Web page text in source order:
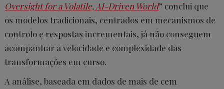
Oversight for a Volatile, AI-Driven World” conclui que
os modelos tradicionais, centrados em mecanismos de
controlo e respostas incrementais, já não conseguem
acompanhar a velocidade e complexidade das
transformações em curso.
A análise, baseada em dados de mais de cem